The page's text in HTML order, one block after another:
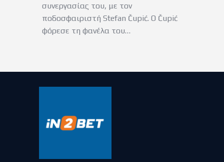
συνεργασίας του, με τον
ποδοσφαιριστή Stefan Čupić. Ο Čupić
φόρεσε τη φανέλα του…